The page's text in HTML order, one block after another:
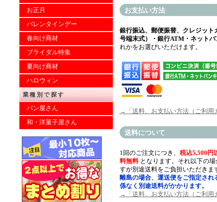
お正月
バレンタインデー
春向け商材
ブライダル特集
夏向け商材
ハロウィン
業種別で探す
パン屋さん
和・洋菓子屋さん
お支払い方法
銀行振込、郵便振替、クレジット
号端末式）・銀行ATM・ネットバ
れかをお選びいただけます。
→「送料、お支払い方法（ご利用
送料について
1回のご注文につき、 税込5,500円
料無料となります。それ以下の場
すが別途送料をご負担いただきま
離島の場合、運送便をご指定され
係なく別途送料がかかります。
→「送料、お支払い方法（ご利用